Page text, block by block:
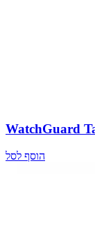
WatchGuard
הוסף לסל